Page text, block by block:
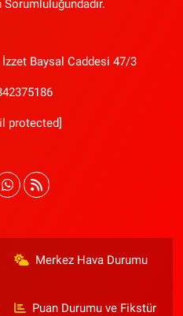
Sorumluluğundadır.
Baysal Caddesi 47/3
protected]
Merkez Hava Durumu
Puan Durumu ve Fikstür